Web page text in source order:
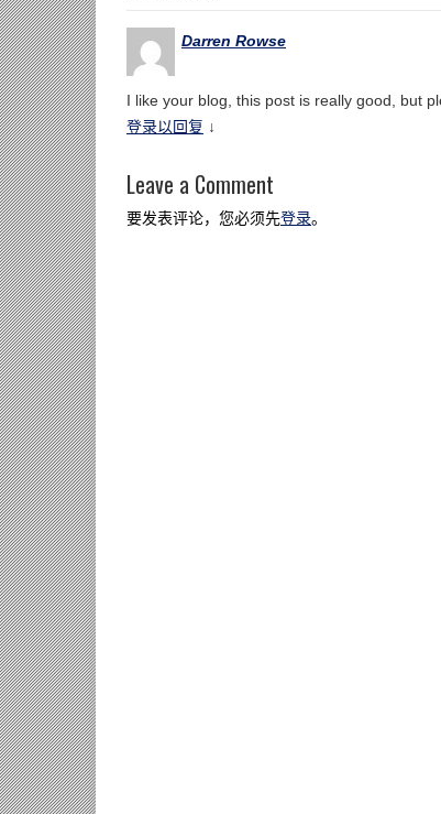
Darren Rowse
I like your blog, this post is really good, but
登录以回复 ↓
Leave a Comment
要发表评论，您必须先登录。